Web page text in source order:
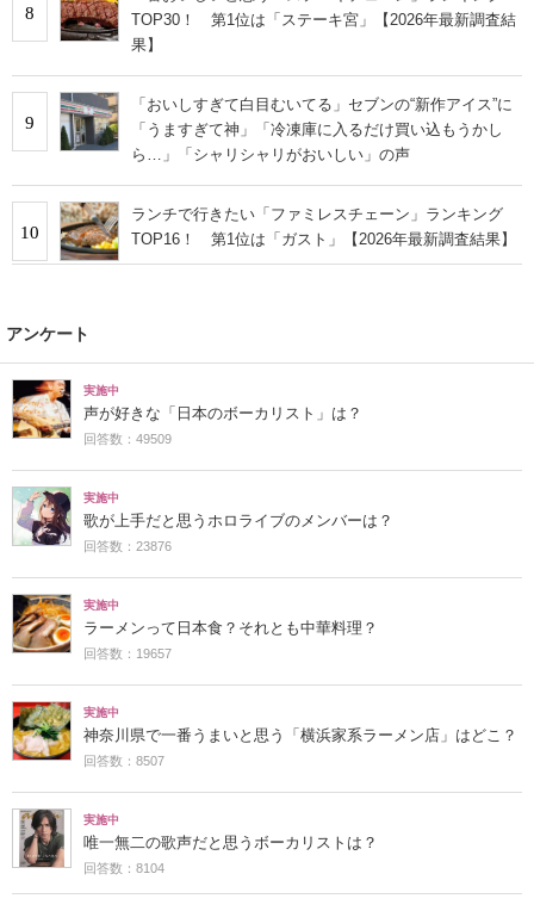
8
TOP30！ 第1位は「ステーキ宮」【2026年最新調査結
果】
9
「おいしすぎて白目むいてる」セブンの“新作アイス”に
「うますぎて神」「冷凍庫に入るだけ買い込もうかし
ら…」「シャリシャリがおいしい」の声
10
ランチで行きたい「ファミレスチェーン」ランキング
TOP16！ 第1位は「ガスト」【2026年最新調査結果】
アンケート
実施中
声が好きな「日本のボーカリスト」は？
回答数：49509
実施中
歌が上手だと思うホロライブのメンバーは？
回答数：23876
実施中
ラーメンって日本食？それとも中華料理？
回答数：19657
実施中
神奈川県で一番うまいと思う「横浜家系ラーメン店」はどこ？
回答数：8507
実施中
唯一無二の歌声だと思うボーカリストは？
回答数：8104